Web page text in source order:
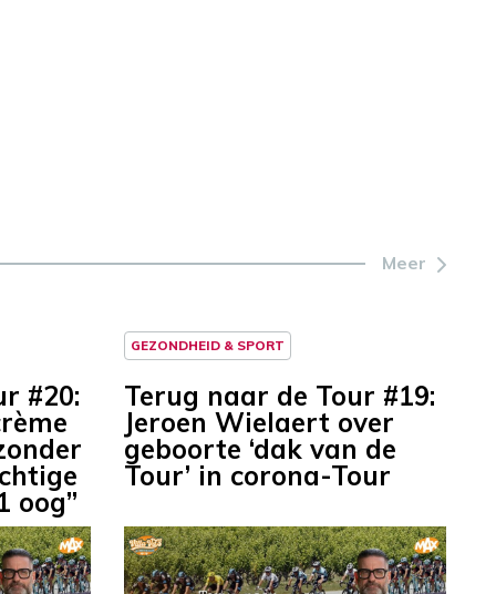
Meer
#20:
oog”
GEZONDHEID & SPORT
Terug naar de Tour #19:
Jeroen Wielaert over
geboorte ‘dak van de
Tour’ in corona-Tour